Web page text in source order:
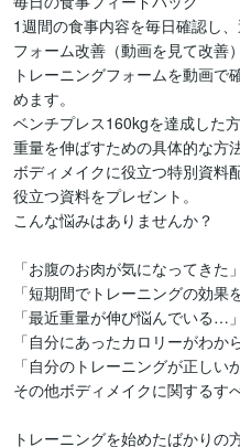
1週間の食事内容を毎日確認し
フォーム改善（動画を見て改善）
トレーニングフォームを動画
めます。
ベンチプレス160kgを達成した
重量を伸ばすための具体的な方
ボディメイクに役立つ特別資料
役立つ資料をプレゼント。
こんな悩みはありませんか？
「お腹のお肉が気になってきた」
「短期間でトレーニングの効果
「最近重量が伸び悩んでいる…」
「自分にあったカロリーがわか
「自分のトレーニングが正しい
その他ボディメイクに関するす
トレーニングを始めたばかり